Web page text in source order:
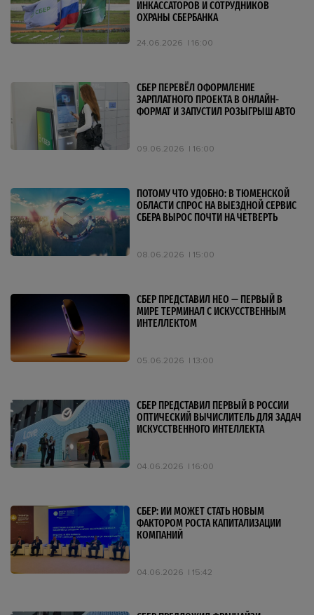
ИНКАССАТОРОВ И СОТРУДНИКОВ
ОХРАНЫ СБЕРБАНКА
24.06.2026 16:00
СБЕР ПЕРЕВЁЛ ОФОРМЛЕНИЕ
ЗАРПЛАТНОГО ПРОЕКТА В ОНЛАЙН-
ФОРМАТ И ЗАПУСТИЛ РОЗЫГРЫШ АВТО
09.06.2026 16:00
ПОТОМУ ЧТО УДОБНО: В ТЮМЕНСКОЙ
ОБЛАСТИ СПРОС НА ВЫЕЗДНОЙ СЕРВИС
СБЕРА ВЫРОС ПОЧТИ НА ЧЕТВЕРТЬ
08.06.2026 15:00
СБЕР ПРЕДСТАВИЛ НЕО — ПЕРВЫЙ В
МИРЕ ТЕРМИНАЛ С ИСКУССТВЕННЫМ
ИНТЕЛЛЕКТОМ
05.06.2026 13:00
СБЕР ПРЕДСТАВИЛ ПЕРВЫЙ В РОССИИ
ОПТИЧЕСКИЙ ВЫЧИСЛИТЕЛЬ ДЛЯ ЗАДАЧ
ИСКУССТВЕННОГО ИНТЕЛЛЕКТА
04.06.2026 16:00
СБЕР: ИИ МОЖЕТ СТАТЬ НОВЫМ
ФАКТОРОМ РОСТА КАПИТАЛИЗАЦИИ
КОМПАНИЙ
04.06.2026 15:42